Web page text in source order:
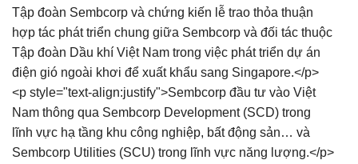
Tập đoàn Sembcorp và chứng kiến lễ trao thỏa thuận
hợp tác phát triển chung giữa Sembcorp và đối tác thuộc
Tập đoàn Dầu khí Việt Nam trong việc phát triển dự án
điện gió ngoài khơi để xuất khẩu sang Singapore.</p>
<p style="text-align:justify">Sembcorp đầu tư vào Việt
Nam thông qua Sembcorp Development (SCD) trong
lĩnh vực hạ tầng khu công nghiệp, bất động sản… và
Sembcorp Utilities (SCU) trong lĩnh vực năng lượng.</p>